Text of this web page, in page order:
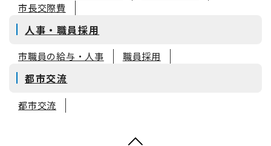
市長交際費
人事・職員採用
市職員の給与・人事 職員採用
都市交流
都市交流